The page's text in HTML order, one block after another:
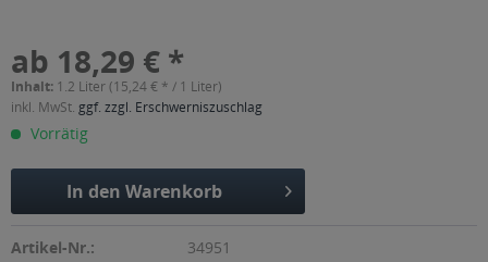
ab 18,29 € *
Inhalt: 1.2 Liter (15,24 € * / 1 Liter)
inkl. MwSt. ggf. zzgl. Erschwerniszuschlag
Vorrätig
In den Warenkorb
Artikel-Nr.:
34951